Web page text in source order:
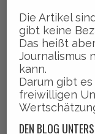
„Gestalten
bei dem
Außenfläche
gestalten
Die Artikel
gibt keine
Das heißt
Journalismus
kann.
Darum gibt
freiwilligen
DEN BLOG